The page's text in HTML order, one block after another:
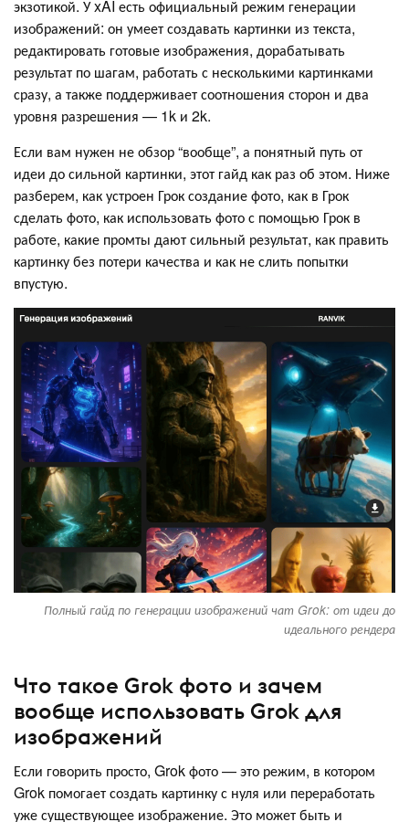
экзотикой. У xAI есть официальный режим генерации
изображений: он умеет создавать картинки из текста,
редактировать готовые изображения, дорабатывать
результат по шагам, работать с несколькими картинками
сразу, а также поддерживает соотношения сторон и два
уровня разрешения — 1k и 2k.
Если вам нужен не обзор “вообще”, а понятный путь от
идеи до сильной картинки, этот гайд как раз об этом. Ниже
разберем, как устроен Грок создание фото, как в Грок
сделать фото, как использовать фото с помощью Грок в
работе, какие промты дают сильный результат, как править
картинку без потери качества и как не слить попытки
впустую.
Полный гайд по генерации изображений чат Grok: от идеи до
идеального рендера
Что такое Grok фото и зачем
вообще использовать Grok для
изображений
Если говорить просто, Grok фото — это режим, в котором
Grok помогает создать картинку с нуля или переработать
уже существующее изображение. Это может быть и